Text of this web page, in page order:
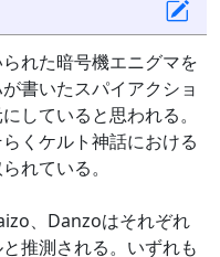
れた暗号機エニグマを
が書いたスパイアクショ
していると思われる。
くケルト神話における
れている。
、Danzoはそれぞれ
推測される。いずれも